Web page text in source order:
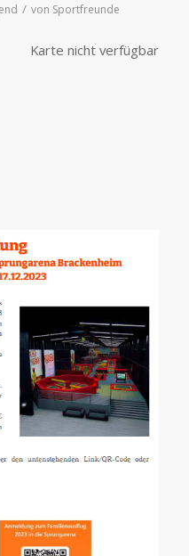
/ von Sportfreunde
Karte nicht verfügbar